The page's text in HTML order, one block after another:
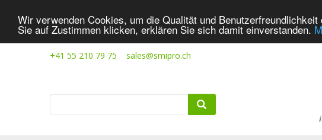
Wir verwenden Cookies, um die Qualität und
Sie auf Zustimmen klicken, erklären Sie sich damit einverstanden.
+41 55 210 79 75 sales@smipro.ch